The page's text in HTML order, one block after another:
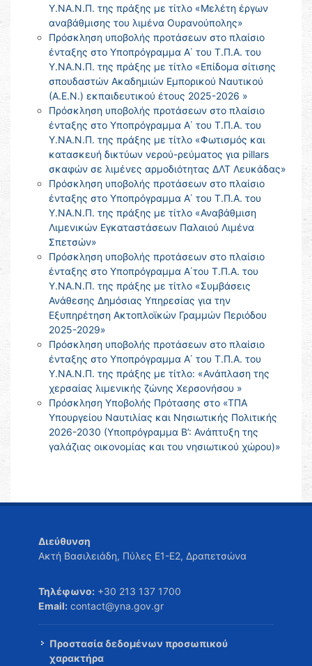
Υ.ΝΑ.Ν.Π. της πράξης με τίτλο «Μελέτη έργων
αναβάθμισης του λιμένα Ουρανούπολης»
Πρόσκληση υποβολής προτάσεων στο πλαίσιο
ένταξης στο Υποπρόγραμμα Α΄ του Τ.Π.Α. του
Υ.ΝΑ.Ν.Π. της πράξης με τίτλο «Επίδομα σίτισης
σπουδαστών Ακαδημιών Εμπορικού Ναυτικού
(Α.Ε.Ν.) εκπαιδευτικού έτους 2025-2026 »
Πρόσκληση υποβολής προτάσεων στο πλαίσιο
ένταξης στο Υποπρόγραμμα Α΄ του Τ.Π.Α. του
Υ.ΝΑ.Ν.Π. της πράξης με τίτλο «Φωτισμός και
κατασκευή δικτύων νερού-ρεύματος για pillars
σκαφών σε λιμένες αρμοδιότητας ΔΛΤ Λευκάδας»
Πρόσκληση υποβολής προτάσεων στο πλαίσιο
ένταξης στο Υποπρόγραμμα Α΄ του Τ.Π.Α. του
Υ.ΝΑ.Ν.Π. της πράξης με τίτλο «Αναβάθμιση
Λιμενικών Εγκαταστάσεων Παλαιού Λιμένα
Σπετσών»
Πρόσκληση υποβολής προτάσεων στο πλαίσιο
ένταξης στο Υποπρόγραμμα Α΄του Τ.Π.Α. του
Υ.ΝΑ.Ν.Π. της πράξης με τίτλο «Συμβάσεις
Ανάθεσης Δημόσιας Υπηρεσίας για την
Εξυπηρέτηση Ακτοπλοϊκών Γραμμών Περιόδου
2025-2029»
Πρόσκληση υποβολής προτάσεων στο πλαίσιο
ένταξης στο Υποπρόγραμμα Α΄ του Τ.Π.Α. του
Υ.ΝΑ.Ν.Π. της πράξης με τίτλο: «Ανάπλαση της
χερσαίας λιμενικής ζώνης Χερσονήσου »
Πρόσκληση Υποβολής Πρότασης στο «ΤΠΑ
Υπουργείου Ναυτιλίας και Νησιωτικής Πολιτικής
2026-2030 (Υποπρόγραμμα Β’: Ανάπτυξη της
γαλάζιας οικονομίας και του νησιωτικού χώρου)»
Διεύθυνση
Ακτή Βασιλειάδη, Πύλες Ε1-Ε2, Δραπετσώνα
Τηλέφωνο: +30 213 137 1700
Email: contact@yna.gov.gr
Προστασία δεδομένων προσωπικού
χαρακτήρα